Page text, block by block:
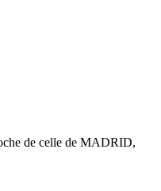
de celle de MADRID,